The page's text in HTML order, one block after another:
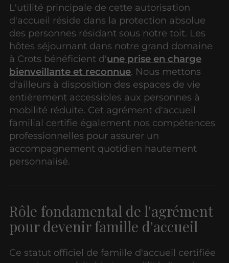
L'utilité principale de cette autorisation
d'accueil réside dans la protection absolue
des personnes résidant sous notre toit. Les
hôtes séjournant dans notre grand domaine
à Crots bénéficient d'une prise en charge
bienveillante et reconnue. Nous mettons
d'ailleurs à disposition des espaces de vie
entièrement accessibles aux personnes à
mobilité réduite. Cet agrément d'accueil
familial certifie également nos compétences
professionnelles pour assurer un
accompagnement quotidien hautement
personnalisé.
Rôle fondamental de l'agrément
pour devenir famille d'accueil
Ce statut officiel de famille d'accueil certifiée